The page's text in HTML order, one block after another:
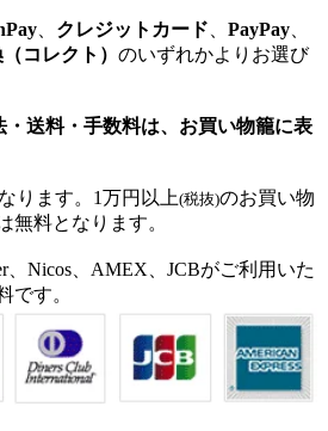
、 クレジットカード PayPay、
コレクト） のいずれかよりお選び
・送料・手数料は、お買い物籠に表
ります。1万円以上(税抜)のお買い物
無料となります。
、Nicos、AMEX、JCBがご利用いた
です。